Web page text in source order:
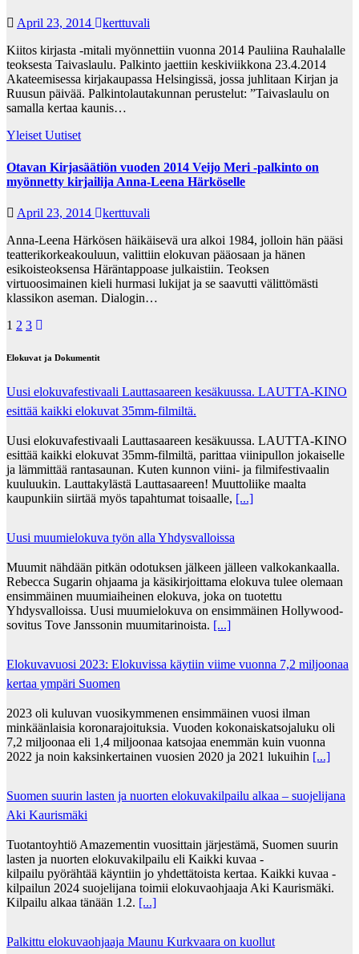
April 23, 2014
kerttuvali
Kiitos kirjasta -mitali myönnettiin vuonna 2014 Pauliina Rauhalalle
teoksesta Taivaslaulu. Palkinto jaettiin keskiviikkona 23.4.2014
Akateemisessa kirjakaupassa Helsingissä, jossa juhlitaan Kirjan ja
Ruusun päivää. Palkintolautakunnan perustelut: ”Taivaslaulu on
samalla kertaa kaunis…
Yleiset Uutiset
Otavan Kirjasäätiön vuoden 2014 Veijo Meri -palkinto on
myönnetty kirjailija Anna-Leena Härköselle
April 23, 2014
kerttuvali
Anna-Leena Härkösen häikäisevä ura alkoi 1984, jolloin hän pääsi
teatterikorkeakouluun, valittiin elokuvan pääosaan ja hänen
esikoisteoksensa Häräntappoase julkaistiin. Teoksen
virtuoosimainen kieli hurmasi lukijat ja se saavutti välittömästi
klassikon aseman. Dialogin…
Posts
pagination
1 2 3
Elokuvat ja Dokumentit
Uusi elokuvafestivaali Lauttasaareen kesäkuussa. LAUTTA-KINO
esittää kaikki elokuvat 35mm-filmiltä.
Uusi elokuvafestivaali Lauttasaareen kesäkuussa. LAUTTA-KINO
esittää kaikki elokuvat 35mm-filmiltä, parittaa viinipullon jokaiselle
ja lämmittää rantasaunan. Kuten kunnon viini- ja filmifestivaalin
kuuluukin. Lauttakylästä Lauttasaareen! Muuttoliike maalta
kaupunkiin siirtää myös tapahtumat toisaalle, [...]
Uusi muumielokuva työn alla Yhdysvalloissa
Muumit nähdään pitkän odotuksen jälkeen jälleen valkokankaalla.
Rebecca Sugarin ohjaama ja käsikirjoittama elokuva tulee olemaan
ensimmäinen muumiaiheinen elokuva, joka on tuotettu
Yhdysvalloissa. Uusi muumielokuva on ensimmäinen Hollywood-
sovitus Tove Janssonin muumitarinoista. [...]
Elokuvavuosi 2023: Elokuvissa käytiin viime vuonna 7,2 miljoonaa
kertaa ympäri Suomen
2023 oli kuluvan vuosikymmenen ensimmäinen vuosi ilman
minkäänlaisia koronarajoituksia. Vuoden kokonaiskatsojaluku oli
7,2 miljoonaa eli 1,4 miljoonaa katsojaa enemmän kuin vuonna
2022 ja noin kaksinkertainen vuosien 2020 ja 2021 lukuihin [...]
Suomen suurin lasten ja nuorten elokuvakilpailu alkaa – suojelijana
Aki Kaurismäki
Tuotantoyhtiö Amazementin vuosittain järjestämä, Suomen suurin
lasten ja nuorten elokuvakilpailu eli Kaikki kuvaa -
kilpailu pyörähtää käyntiin jo yhdettätoista kertaa. Kaikki kuvaa -
kilpailun 2024 suojelijana toimii elokuvaohjaaja Aki Kaurismäki.
Kilpailu alkaa tänään 1.2. [...]
Palkittu elokuvaohjaaja Maunu Kurkvaara on kuollut